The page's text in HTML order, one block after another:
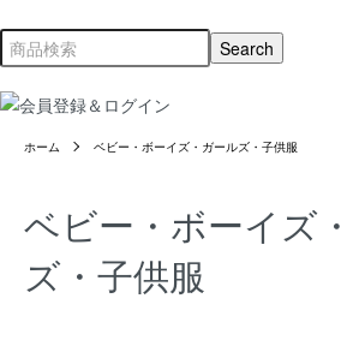
ホーム ベビー・ボーイズ・ガールズ・子供服
ベビー・ボーイズ
ズ・子供服